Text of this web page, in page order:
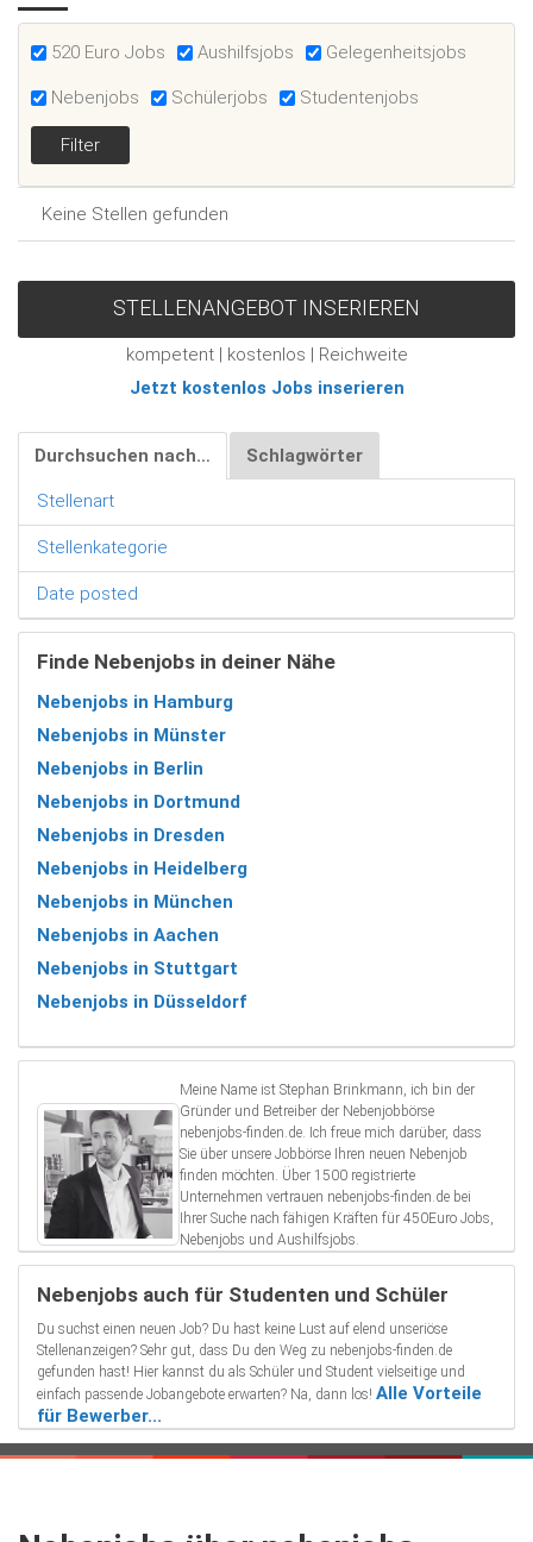
520 Euro Jobs Aushilfsjobs Gelegenheitsjobs
Nebenjobs Schülerjobs Studentenjobs
Keine Stellen gefunden
STELLENANGEBOT INSERIEREN
kompetent | kostenlos | Reichweite
Jetzt kostenlos Jobs inserieren
Durchsuchen nach… Schlagwörter
Stellenart
Stellenkategorie
Date posted
Finde Nebenjobs in deiner Nähe
Nebenjobs in Hamburg
Nebenjobs in Münster
Nebenjobs in Berlin
Nebenjobs in Dortmund
Nebenjobs in Dresden
Nebenjobs in Heidelberg
Nebenjobs in München
Nebenjobs in Aachen
Nebenjobs in Stuttgart
Nebenjobs in Düsseldorf
Meine Name ist Stephan Brinkmann, ich bin der
Gründer und Betreiber der Nebenjobbörse
nebenjobs-finden.de. Ich freue mich darüber, dass
Sie über unsere Jobbörse Ihren neuen Nebenjob
finden möchten. Über 1500 registrierte
Unternehmen vertrauen nebenjobs-finden.de bei
Ihrer Suche nach fähigen Kräften für 450Euro Jobs,
Nebenjobs und Aushilfsjobs.
Nebenjobs auch für Studenten und Schüler
Du suchst einen neuen Job? Du hast keine Lust auf elend unseriöse
Stellenanzeigen? Sehr gut, dass Du den Weg zu nebenjobs-finden.de
gefunden hast! Hier kannst du als Schüler und Student vielseitige und
einfach passende Jobangebote erwarten? Na, dann los! Alle Vorteile
für Bewerber...